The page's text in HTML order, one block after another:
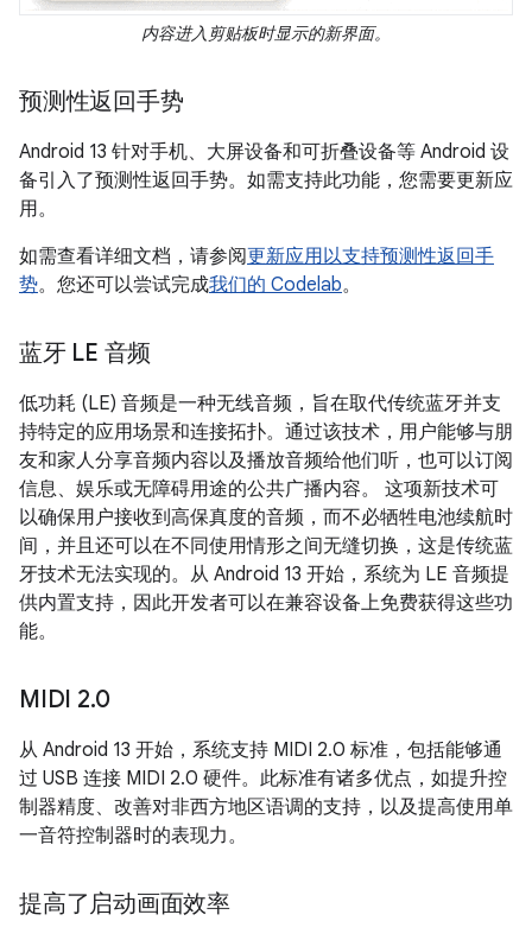
内容进入剪贴板时显示的新界面。
预测性返回手势
Android 13 针对手机、大屏设备和可折叠设备等 Android 设
备引入了预测性返回手势。如需支持此功能，您需要更新应
用。
如需查看详细文档，请参阅更新应用以支持预测性返回手
势。您还可以尝试完成我们的 Codelab。
蓝牙 LE 音频
低功耗 (LE) 音频是一种无线音频，旨在取代传统蓝牙并支
持特定的应用场景和连接拓扑。通过该技术，用户能够与朋
友和家人分享音频内容以及播放音频给他们听，也可以订阅
信息、娱乐或无障碍用途的公共广播内容。 这项新技术可
以确保用户接收到高保真度的音频，而不必牺牲电池续航时
间，并且还可以在不同使用情形之间无缝切换，这是传统蓝
牙技术无法实现的。从 Android 13 开始，系统为 LE 音频提
供内置支持，因此开发者可以在兼容设备上免费获得这些功
能。
MIDI 2.0
从 Android 13 开始，系统支持 MIDI 2.0 标准，包括能够通
过 USB 连接 MIDI 2.0 硬件。此标准有诸多优点，如提升控
制器精度、改善对非西方地区语调的支持，以及提高使用单
一音符控制器时的表现力。
提高了启动画面效率